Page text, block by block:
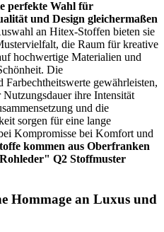
perfekte Wahl für
und Design gleichermaßen
an Hitex-Stoffen bieten sie
die Raum für kreative
hochwertige Materialien und
Die
gewährleisten,
Nutzungsdauer ihre Intensität
und die
sorgen für eine lange
Kompromisse bei Komfort und
kommen aus Oberfranken
Q2 Stoffmuster
Hommage an Luxus und